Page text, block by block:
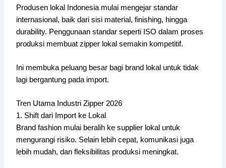
Produsen lokal Indonesia mulai mengejar standar
internasional, baik dari sisi material, finishing, hingga
durability. Penggunaan standar seperti ISO dalam proses
produksi membuat zipper lokal semakin kompetitif.
Ini membuka peluang besar bagi brand lokal untuk tidak
lagi bergantung pada import.
Tren Utama Industri Zipper 2026
1. Shift dari Import ke Lokal
Brand fashion mulai beralih ke supplier lokal untuk
mengurangi risiko. Selain lebih cepat, komunikasi juga
lebih mudah, dan fleksibilitas produksi meningkat.